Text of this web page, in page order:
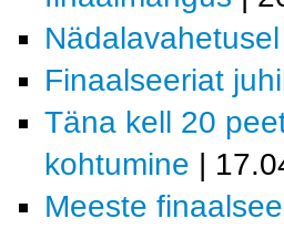
Finaalseeriat
Täna kell 20
kohtumine |
Meeste